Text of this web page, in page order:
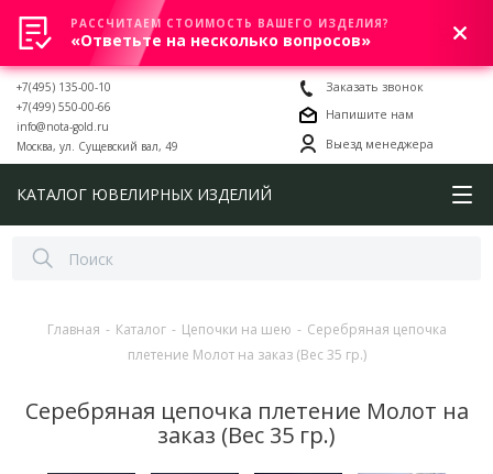
0
+7(495) 135-00-10
+7(499) 550-00-66
info@nota-gold.ru
Москва, ул. Сущевский вал, 49
Заказать звонок
Напишите нам
Выезд менеджера
КАТАЛОГ ЮВЕЛИРНЫХ ИЗДЕЛИЙ
Главная - Каталог - Цепочки на шею - Серебряная цепочка
плетение Молот на заказ (Вес 35 гр.)
Серебряная цепочка плетение Молот на
заказ (Вес 35 гр.)
РАССЧИТАЕМ СТОИМОСТЬ ВАШЕГО ИЗДЕЛИЯ?
«Ответьте на несколько вопросов»